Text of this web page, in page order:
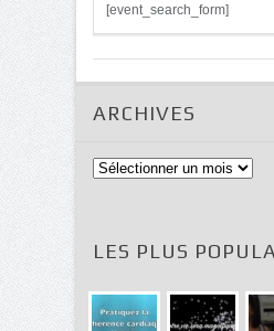
[event_search_form]
ARCHIVES
Archives
LES PLUS